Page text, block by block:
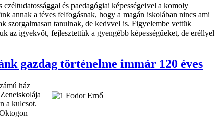
és paedagógiai képességeivel a komoly
annak a téves felfogásnak, hogy a magán iskolában nincs ami
szorgalmasan tanulnak, de kedvvel is. Figyelembe vettük
az igyekvőt, fejlesztettük a gyengébb képességűeket, de eréllyel
gazdag történelme immár 120 éves
ház
a kulcsot.